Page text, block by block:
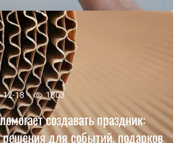
12-18 1803
создавать праздник:
решения для событий, подарков